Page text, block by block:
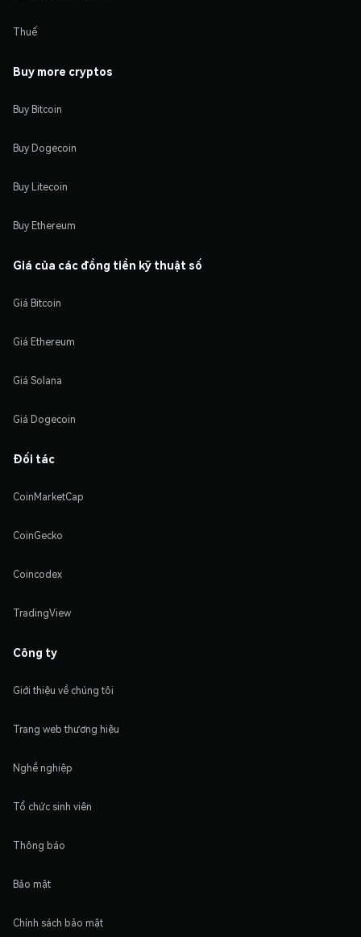
Thuế
Buy more cryptos
Buy Bitcoin
Buy Dogecoin
Buy Litecoin
Buy Ethereum
Giá của các đồng tiền kỹ thuật số
Giá Bitcoin
Giá Ethereum
Giá Solana
Giá Dogecoin
Đối tác
CoinMarketCap
CoinGecko
Coincodex
TradingView
Công ty
Giới thiệu về chúng tôi
Trang web thương hiệu
Nghề nghiệp
Tổ chức sinh viên
Thông báo
Bảo mật
Chính sách bảo mật